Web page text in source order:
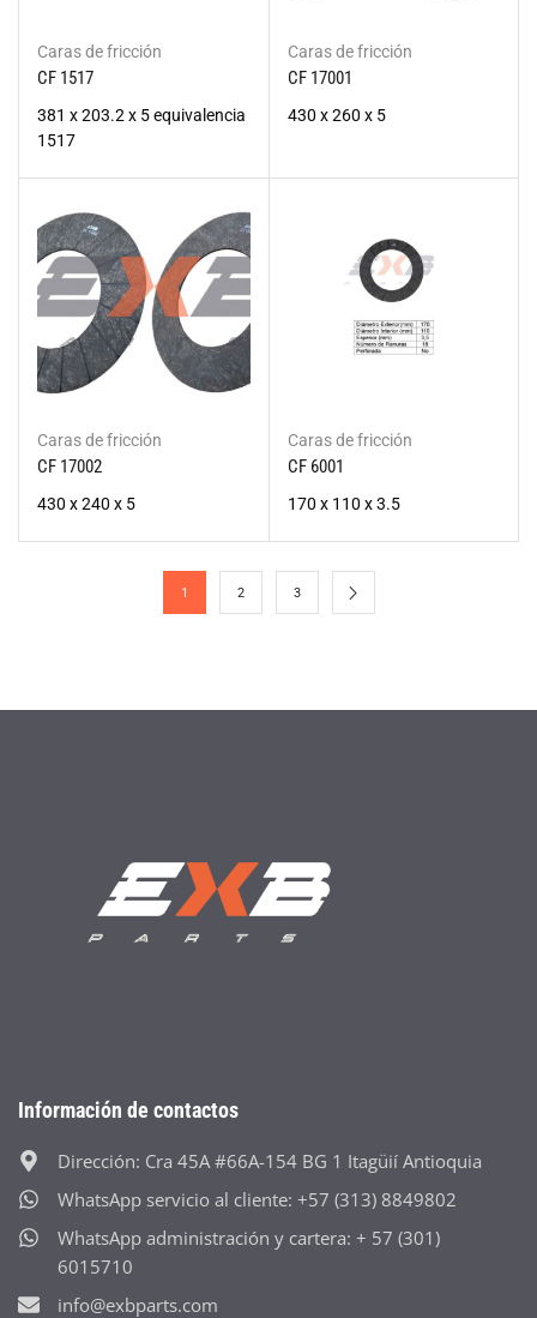
Caras de fricción
CF 1517
381 x 203.2 x 5 equivalencia
1517
Caras de fricción
CF 17001
430 x 260 x 5
Caras de fricción
CF 17002
430 x 240 x 5
Caras de fricción
CF 6001
170 x 110 x 3.5
1 2 3
Información de contactos
Dirección: Cra 45A #66A-154 BG 1 Itagüií Antioquia
WhatsApp servicio al cliente: +57 (313) 8849802
WhatsApp administración y cartera: + 57 (301)
6015710
info@exbparts.com